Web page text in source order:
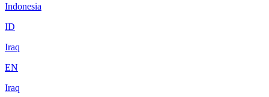
Indonesia
ID
Iraq
EN
Iraq